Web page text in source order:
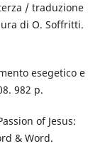
/ traduzione
di O. Soffritti.
esegetico e
982 p.
of Jesus:
& Word.